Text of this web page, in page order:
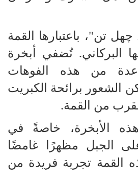
تن"، باعتبارها القمة
البركاني. تُضفي أبخرة
من هذه الفوهات
الشعور برائحة الكبريت
من القمة.
الأبخرة، خاصةً في
على الجبل مظهرًا غامضًا
القمة تجربة فريدة من